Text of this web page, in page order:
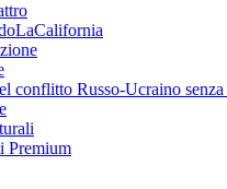
conflitto Russo-Ucraino
Premium